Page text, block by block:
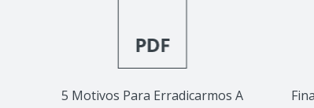
5 Motivos Para Erradicarmos A